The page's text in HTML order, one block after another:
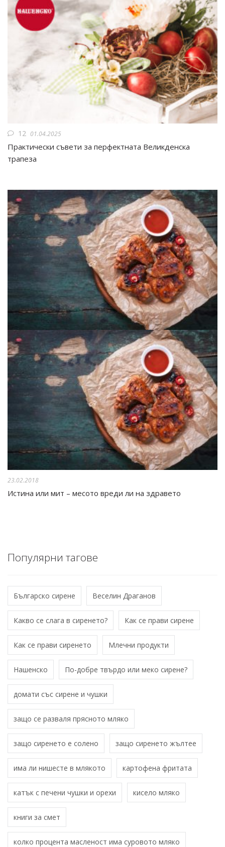
12 01.04.2025
Практически съвети за перфектната Великденска
трапеза
23.02.2018
Истина или мит – месото вреди ли на здравето
Популярни тагове
Българско сирене Веселин Драганов
Какво се слага в сиренето? Как се прави сирене
Как се прави сиренето Млечни продукти
Нашенско По-добре твърдо или меко сирене?
домати със сирене и чушки
защо се разваля прясното мляко
защо сиренето е солено защо сиренето жълтее
има ли нишесте в млякото картофена фритата
катък с печени чушки и орехи кисело мляко
книги за смет
колко процента масленост има суровото мляко